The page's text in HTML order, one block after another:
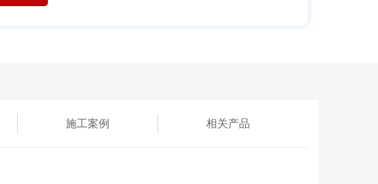
施工案例 相关产品